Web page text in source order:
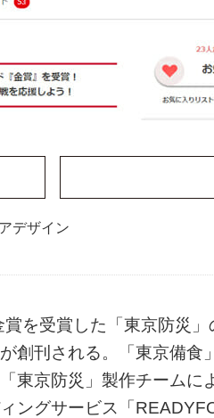
デザイン
を受賞した「東京防災
創刊される。「東京備食
東京防災」製作チームに
ングサービス「